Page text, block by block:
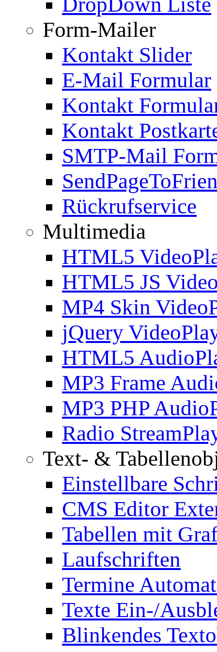
Form-Mailer
Kontakt Slider
E-Mail Formular
Kontakt
Kontakt
SMTP-Mail
Rückrufservice
Multimedia
HTML5
HTML5 JS
MP4 Skin
jQuery
HTML5
MP3 Frame
MP3 PHP
Radio
Text- &
Einstellbare
CMS Editor
Tabellen mit
Laufschriften
Termine
Texte Ein-/
Blinkendes